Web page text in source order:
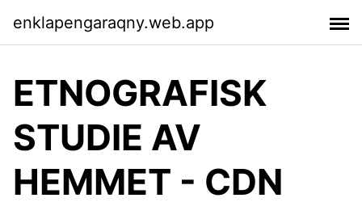
enklapengaraqny.web.app
ETNOGRAFISK
STUDIE AV
HEMMET - CDN